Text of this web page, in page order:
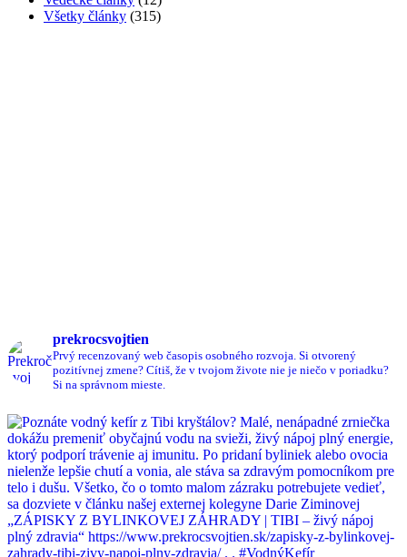
Všetky články (315)
prekrocsvojtien
Prvý recenzovaný web časopis osobného rozvoja. Si otvorený
pozitívnej zmene? Cítiš, že v tvojom živote nie je niečo v poriadku?
Si na správnom mieste.